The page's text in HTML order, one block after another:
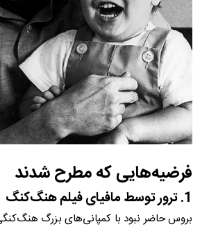
فرضیه‌هایی که مطرح شدند
1. ترور توسط مافیای فیلم هنگ‌کنگ
بروس حاضر نبود با کمپانی‌های بزرگ